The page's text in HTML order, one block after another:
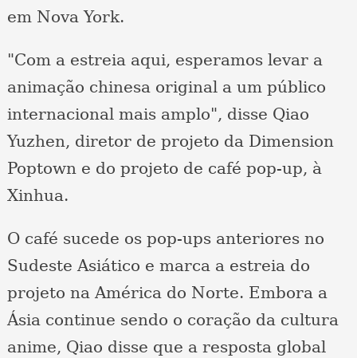
em Nova York.
"Com a estreia aqui, esperamos levar a
animação chinesa original a um público
internacional mais amplo", disse Qiao
Yuzhen, diretor de projeto da Dimension
Poptown e do projeto de café pop-up, à
Xinhua.
O café sucede os pop-ups anteriores no
Sudeste Asiático e marca a estreia do
projeto na América do Norte. Embora a
Ásia continue sendo o coração da cultura
anime, Qiao disse que a resposta global